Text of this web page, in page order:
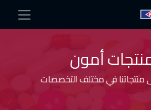
أمون
في مختلف التخصصات